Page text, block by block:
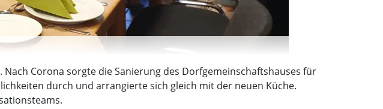
Corona sorgte die Sanierung des Dorfgemeinschaftshauses für
durch und arrangierte sich gleich mit der neuen Küche.